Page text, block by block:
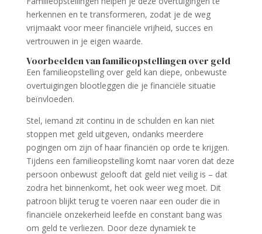
herkennen en te transformeren, zodat je de weg
vrijmaakt voor meer financiële vrijheid, succes en
vertrouwen in je eigen waarde.
Voorbeelden van familieopstellingen over geld
Een familieopstelling over geld kan diepe, onbewuste
overtuigingen blootleggen die je financiële situatie
beïnvloeden.
Stel, iemand zit continu in de schulden en kan niet
stoppen met geld uitgeven, ondanks meerdere
pogingen om zijn of haar financiën op orde te krijgen.
Tijdens een familieopstelling komt naar voren dat deze
persoon onbewust gelooft dat geld niet veilig is – dat
zodra het binnenkomt, het ook weer weg moet. Dit
patroon blijkt terug te voeren naar een ouder die in
financiële onzekerheid leefde en constant bang was
om geld te verliezen. Door deze dynamiek te